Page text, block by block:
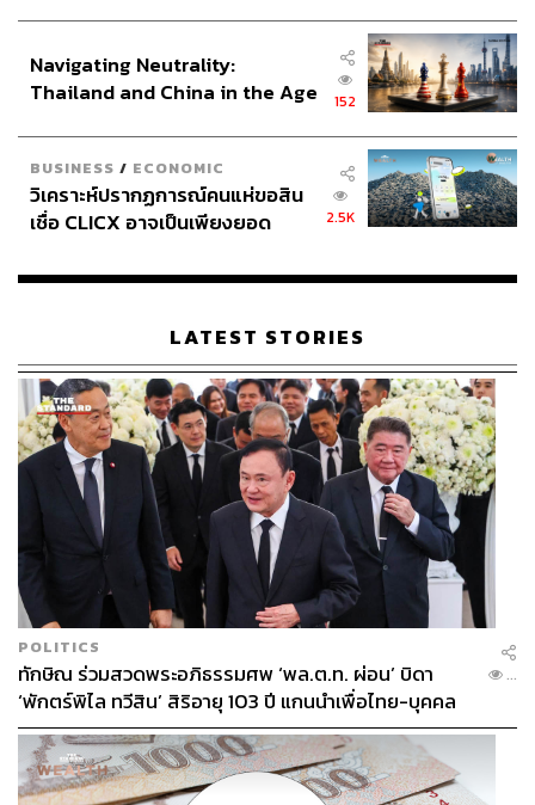
Navigating Neutrality:
Thailand and China in the Age
152
BUSINESS / ECONOMIC
วิเคราะห์ปรากฏการณ์คนแห่ขอสิน
เชื่อ CLICX อาจเป็นเพียงยอด
เรือนไทยที่ถูกซุกไว้
2.5K
LATEST STORIES
POLITICS
ทักษิณ ร่วมสวดพระอภิธรรมศพ ‘พล.ต.ท. ผ่อน’ บิดา
‘พักตร์พิไล ทวีสิน’ สิริอายุ 103 ปี แกนนำเพื่อไทย-บุคคล
หลากวงการร่วมอาลัย
...